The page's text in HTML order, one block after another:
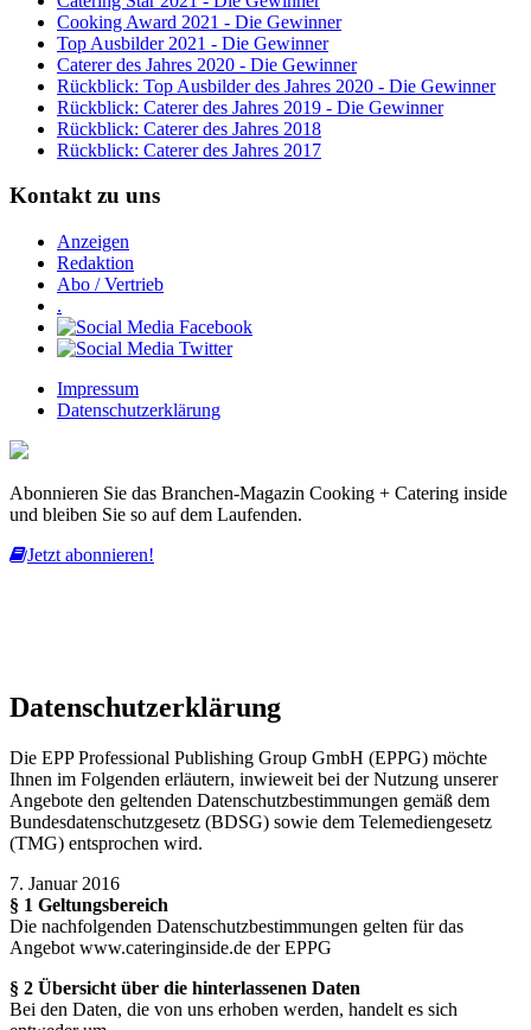
Cooking Award 2021 - Die Gewinner
Top Ausbilder 2021 - Die Gewinner
Caterer des Jahres 2020 - Die Gewinner
Rückblick: Top Ausbilder des Jahres 2020 - Die Gewinner
Rückblick: Caterer des Jahres 2019 - Die Gewinner
Rückblick: Caterer des Jahres 2018
Rückblick: Caterer des Jahres 2017
Kontakt zu uns
Anzeigen
Redaktion
Abo / Vertrieb
.
Impressum
Datenschutzerklärung
Abonnieren Sie das Branchen-Magazin Cooking + Catering inside
und bleiben Sie so auf dem Laufenden.
Jetzt abonnieren!
Datenschutzerklärung
Die EPP Professional Publishing Group GmbH (EPPG) möchte
Ihnen im Folgenden erläutern, inwieweit bei der Nutzung unserer
Angebote den geltenden Datenschutzbestimmungen gemäß dem
Bundesdatenschutzgesetz (BDSG) sowie dem Telemediengesetz
(TMG) entsprochen wird.
7. Januar 2016
§ 1 Geltungsbereich
Die nachfolgenden Datenschutzbestimmungen gelten für das
Angebot www.cateringinside.de der EPPG
§ 2 Übersicht über die hinterlassenen Daten
Bei den Daten, die von uns erhoben werden, handelt es sich